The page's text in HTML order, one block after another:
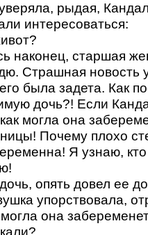
рыдая,
интересоваться:
наконец, старшая
Страшная новость
была задета. Как
дочь?! Если
могла она
Почему плохо
Я узнаю,
опять довел ее
упорствовала,
она